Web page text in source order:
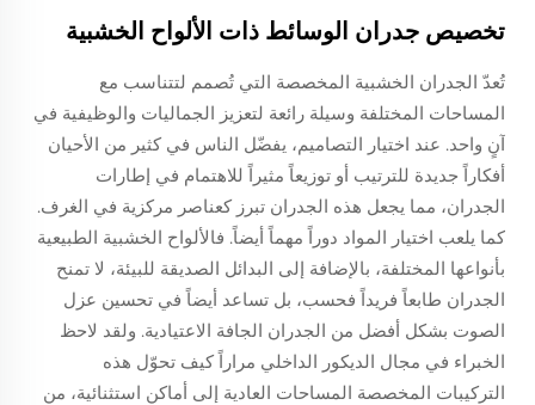
تخصيص جدران الوسائط ذات الألواح الخشبية
تُعدّ الجدران الخشبية المخصصة التي تُصمم لتتناسب مع
المساحات المختلفة وسيلة رائعة لتعزيز الجماليات والوظيفية في
آنٍ واحد. عند اختيار التصاميم، يفضّل الناس في كثير من الأحيان
أفكاراً جديدة للترتيب أو توزيعاً مثيراً للاهتمام في إطارات
الجدران، مما يجعل هذه الجدران تبرز كعناصر مركزية في الغرف.
كما يلعب اختيار المواد دوراً مهماً أيضاً. فالألواح الخشبية الطبيعية
بأنواعها المختلفة، بالإضافة إلى البدائل الصديقة للبيئة، لا تمنح
الجدران طابعاً فريداً فحسب، بل تساعد أيضاً في تحسين عزل
الصوت بشكل أفضل من الجدران الجافة الاعتيادية. ولقد لاحظ
الخبراء في مجال الديكور الداخلي مراراً كيف تحوّل هذه
التركيبات المخصصة المساحات العادية إلى أماكن استثنائية، من